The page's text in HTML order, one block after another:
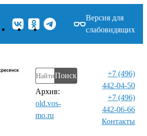
Версия для
слабовидящих
Поиск
Архив:
old.vos-
mo.ru
+7 (496)
442-04-50
+7 (496)
442-06-66
Контакты⁠